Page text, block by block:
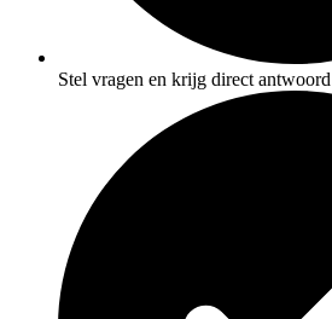
Stel vragen en krijg direct antwoord